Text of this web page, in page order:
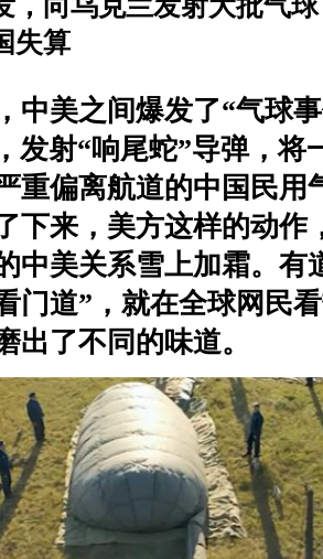
，向乌克兰发射大批气
失算
中美之间爆发了“气球
发射“响尾蛇”导弹，将
重偏离航道的中国民用
下来，美方这样的动作
中美关系雪上加霜。有
门道” ，就在全球网民
出了不同的味道。